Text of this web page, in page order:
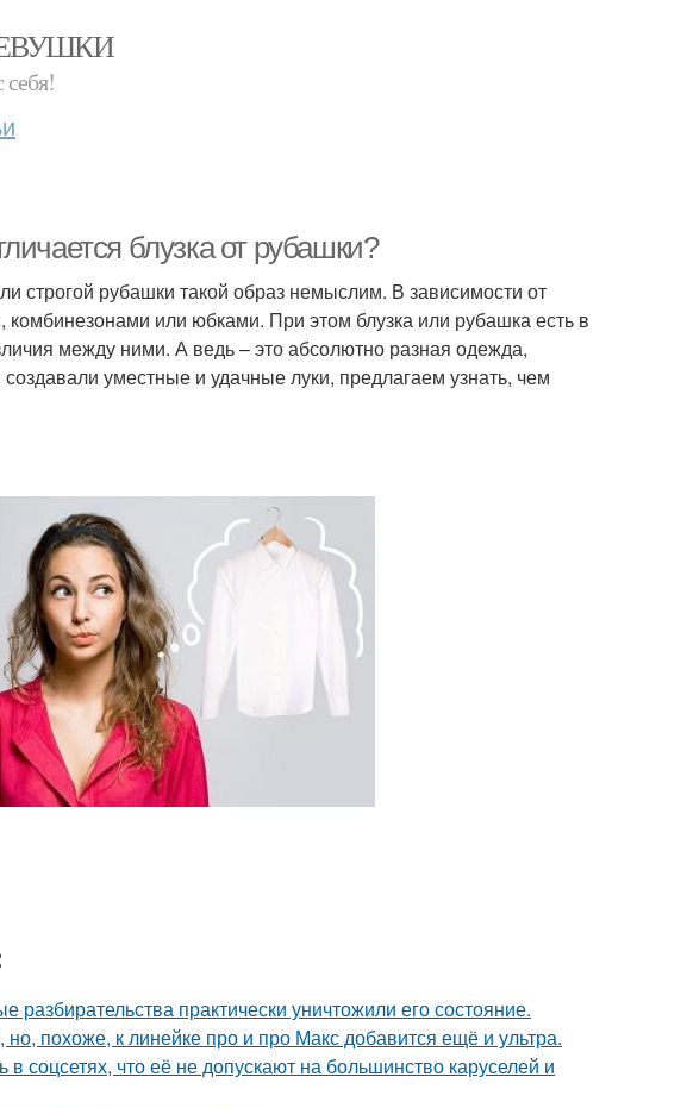
блузка от рубашки?
строгой рубашки такой образ немыслим. В зависимости от
или юбками. При этом блузка или рубашка есть в
между ними. А ведь – это абсолютно разная одежда,
уместные и удачные луки, предлагаем узнать, чем
разбирательства практически уничтожили его состояние.
похоже, к линейке про и про Макс добавится ещё и ультра.
соцсетях, что её не допускают на большинство каруселей и